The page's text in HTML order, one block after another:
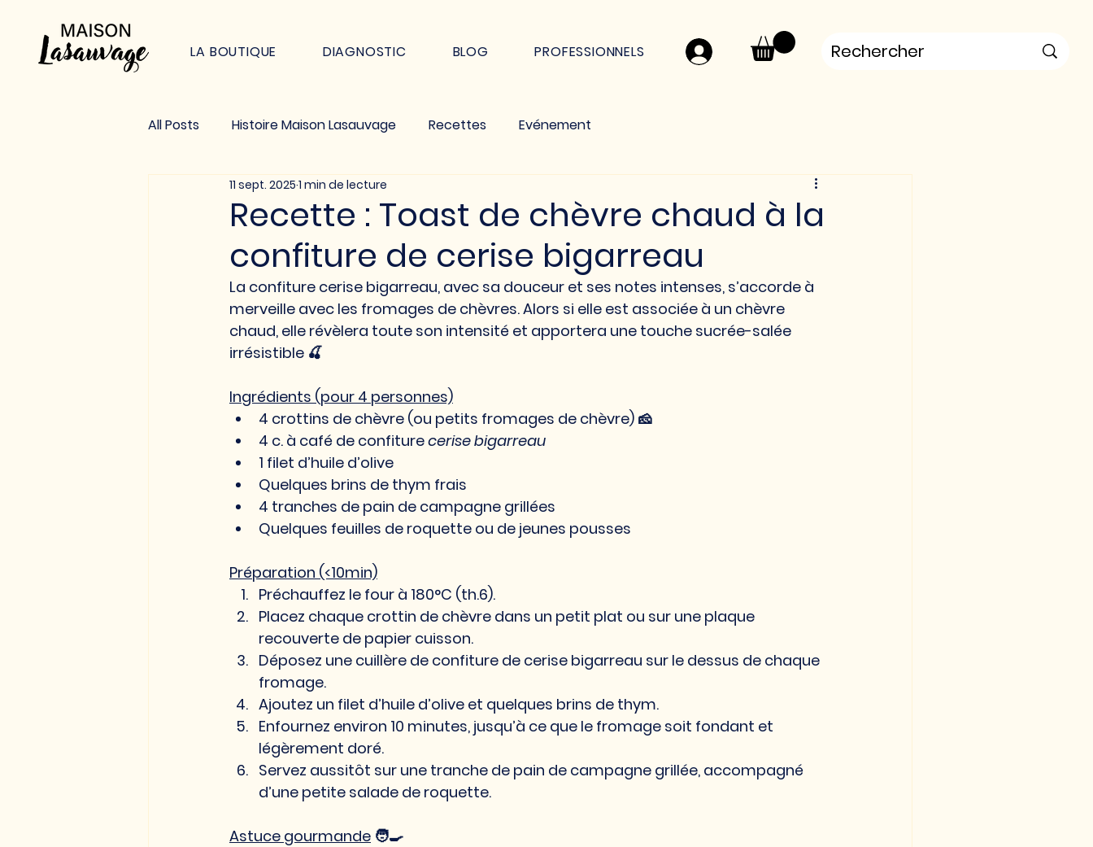
LA BOUTIQUE DIAGNOSTIC BLOG PROFESSIONNELS
All Posts Histoire Maison Lasauvage Recettes Evénement
Recette : Toast de chèvre chaud à la
confiture de cerise bigarreau
11 sept. 2025 1 min de lecture
La confiture cerise bigarreau, avec sa douceur et ses notes intenses, s’accorde à
merveille avec les fromages de chèvres. Alors si elle est associée à un chèvre
chaud, elle révèlera toute son intensité et apportera une touche sucrée-salée
irrésistible 🍒
Ingrédients (pour 4 personnes)
4 crottins de chèvre (ou petits fromages de chèvre) 🧀
4 c. à café de confiture cerise bigarreau
1 filet d’huile d’olive
Quelques brins de thym frais
4 tranches de pain de campagne grillées
Quelques feuilles de roquette ou de jeunes pousses
Préparation (<10min)
Préchauffez le four à 180°C (th.6).
Placez chaque crottin de chèvre dans un petit plat ou sur une plaque
recouverte de papier cuisson.
Déposez une cuillère de confiture de cerise bigarreau sur le dessus de chaque
fromage.
Ajoutez un filet d’huile d’olive et quelques brins de thym.
Enfournez environ 10 minutes, jusqu’à ce que le fromage soit fondant et
légèrement doré.
Servez aussitôt sur une tranche de pain de campagne grillée, accompagné
d’une petite salade de roquette.
Astuce gourmande 🧑‍🍳